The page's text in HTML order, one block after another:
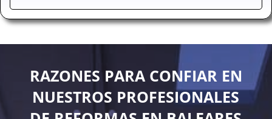
RAZONES PARA CONFIAR EN
NUESTROS PROFESIONALES